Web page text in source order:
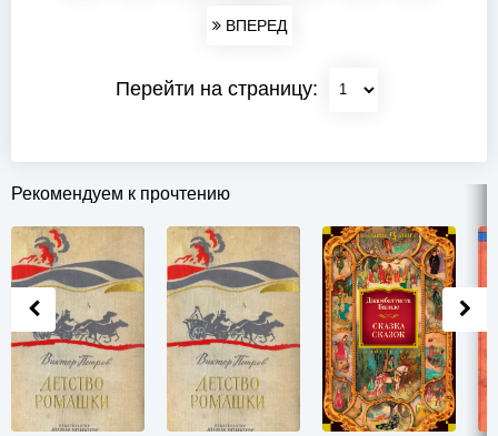
ВПЕРЕД
Перейти на страницу:
Рекомендуем к прочтению